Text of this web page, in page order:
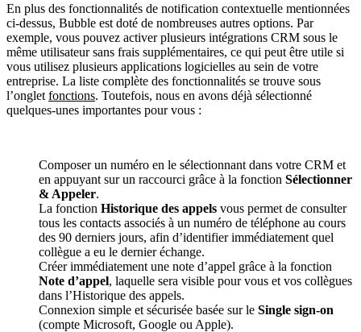
En plus des fonctionnalités de notification contextuelle mentionnées
ci-dessus, Bubble est doté de nombreuses autres options. Par
exemple, vous pouvez activer plusieurs intégrations CRM sous le
même utilisateur sans frais supplémentaires, ce qui peut être utile si
vous utilisez plusieurs applications logicielles au sein de votre
entreprise. La liste complète des fonctionnalités se trouve sous
l’onglet fonctions. Toutefois, nous en avons déjà sélectionné
quelques-unes importantes pour vous :
Composer un numéro en le sélectionnant dans votre CRM et
en appuyant sur un raccourci grâce à la fonction Sélectionner
& Appeler.
La fonction Historique des appels vous permet de consulter
tous les contacts associés à un numéro de téléphone au cours
des 90 derniers jours, afin d’identifier immédiatement quel
collègue a eu le dernier échange.
Créer immédiatement une note d’appel grâce à la fonction
Note d’appel, laquelle sera visible pour vous et vos collègues
dans l’Historique des appels.
Connexion simple et sécurisée basée sur le Single sign-on
(compte Microsoft, Google ou Apple).